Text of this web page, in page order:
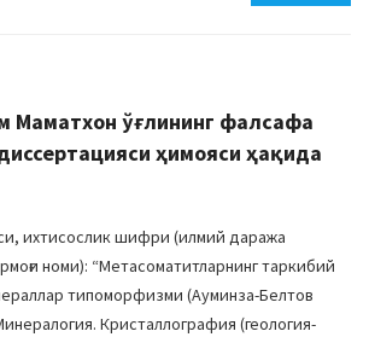
Маматхон ўғлининг фалсафа
ҳимояси ҳақида
ихтисослик шифри (илмий даража
номи): “Метасоматитларнинг таркибий
типоморфизми (Ауминза-Белтов
Кристаллография (геология-